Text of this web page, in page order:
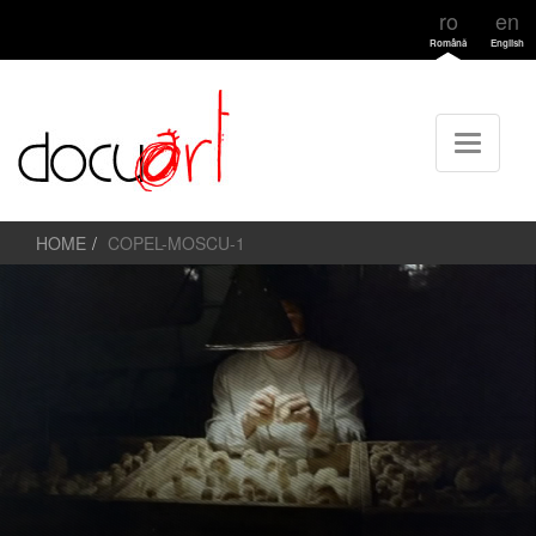
ro
Română
en
English
HOME COPEL-MOSCU-1